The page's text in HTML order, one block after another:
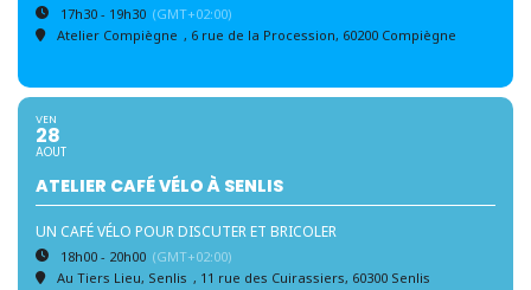
17h30 - 19h30 (GMT+02:00)
Atelier Compiègne , 6 rue de la Procession, 60200 Compiègne
VEN
28
AOUT
ATELIER CAFÉ VÉLO À SENLIS
UN CAFÉ VÉLO POUR DISCUTER ET BRICOLER
18h00 - 20h00 (GMT+02:00)
Au Tiers Lieu, Senlis , 11 rue des Cuirassiers, 60300 Senlis